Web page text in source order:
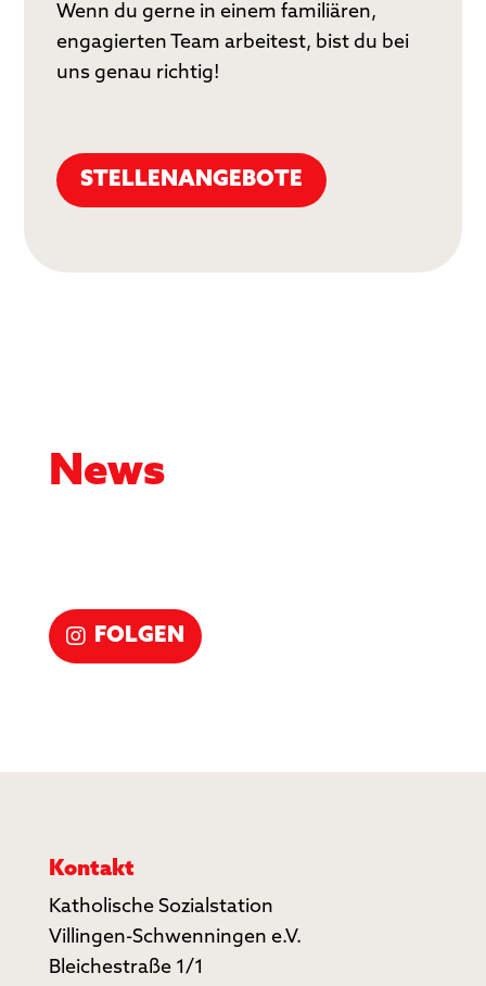
Wenn du gerne in einem familiären,
engagierten Team arbeitest, bist du bei
uns genau richtig!
STELLENANGEBOTE
News
FOLGEN
Kontakt
Katholische Sozialstation
Villingen-Schwenningen e.V.
Bleichestraße 1/1